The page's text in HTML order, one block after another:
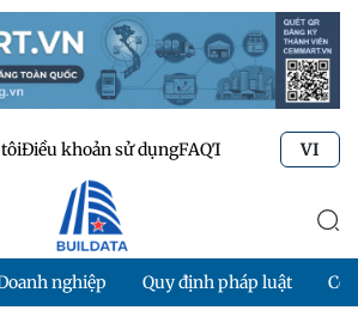
Điều khoản sử dụngFAQTư vấn kỹ thuật
VI
nghiệp Quy định pháp luật